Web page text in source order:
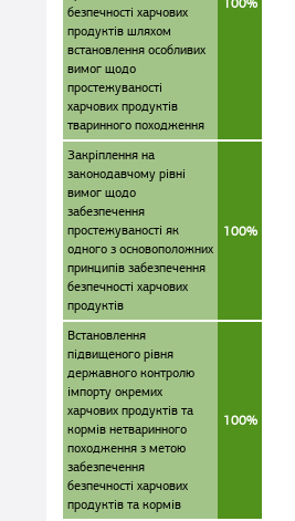
безпечності харчових
продуктів шляхом
встановлення особливих
вимог щодо
простежуваності
харчових продуктів
тваринного походження
Закріплення на
законодавчому рівні
вимог щодо
забезпечення
простежуваності як
одного з основоположних
принципів забезпечення
безпечності харчових
продуктів
100%
Встановлення
підвищеного рівня
державного контролю
імпорту окремих
харчових продуктів та
кормів нетваринного
походження з метою
забезпечення
безпечності харчових
продуктів та кормів
100%